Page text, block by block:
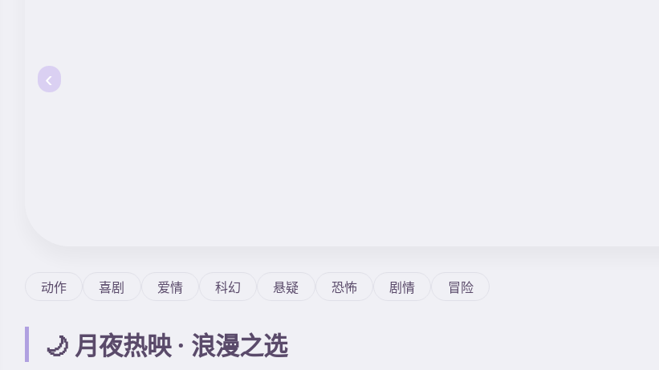
‹
动作 喜剧 爱情 科幻 悬疑 恐怖 剧情 冒险
🌙 月夜热映 · 浪漫之选